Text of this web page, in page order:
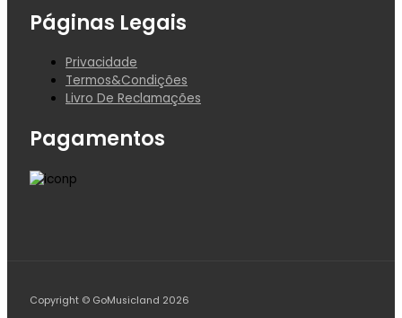
Páginas Legais
Privacidade
Termos&Condições
Livro De Reclamações
Pagamentos
Copyright © GoMusicland 2026